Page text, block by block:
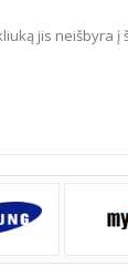
jis neišbyra į